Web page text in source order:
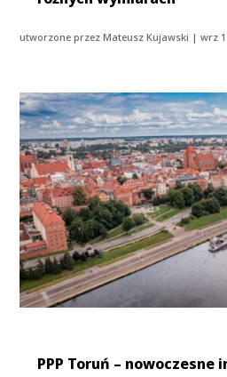
utworzone przezMateusz Kujawski |wrz
PPP Toruń – nowoczesne